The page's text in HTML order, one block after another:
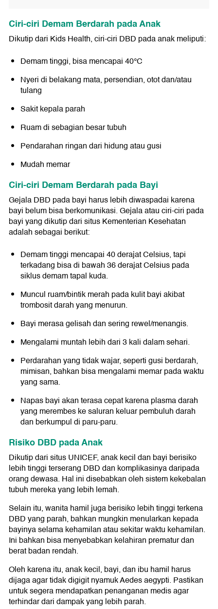
Ciri-ciri Demam Berdarah pada Anak
Dikutip dari Kids Health, ciri-ciri DBD pada anak meliputi:
Demam tinggi, bisa mencapai 40°C
Nyeri di belakang mata, persendian, otot dan/atau
tulang
Sakit kepala parah
Ruam di sebagian besar tubuh
Pendarahan ringan dari hidung atau gusi
Mudah memar
Ciri-ciri Demam Berdarah pada Bayi
Gejala DBD pada bayi harus lebih diwaspadai karena
bayi belum bisa berkomunikasi. Gejala atau ciri-ciri pada
bayi yang dikutip dari situs Kementerian Kesehatan
adalah sebagai berikut:
Demam tinggi mencapai 40 derajat Celsius, tapi
terkadang bisa di bawah 36 derajat Celsius pada
siklus demam tapal kuda.
Muncul ruam/bintik merah pada kulit bayi akibat
trombosit darah yang menurun.
Bayi merasa gelisah dan sering rewel/menangis.
Mengalami muntah lebih dari 3 kali dalam sehari.
Perdarahan yang tidak wajar, seperti gusi berdarah,
mimisan, bahkan bisa mengalami memar pada waktu
yang sama.
Napas bayi akan terasa cepat karena plasma darah
yang merembes ke saluran keluar pembuluh darah
dan berkumpul di paru-paru.
Risiko DBD pada Anak
Dikutip dari situs UNICEF, anak kecil dan bayi berisiko
lebih tinggi terserang DBD dan komplikasinya daripada
orang dewasa. Hal ini disebabkan oleh sistem kekebalan
tubuh mereka yang lebih lemah.
Selain itu, wanita hamil juga berisiko lebih tinggi terkena
DBD yang parah, bahkan mungkin menularkan kepada
bayinya selama kehamilan atau sekitar waktu kehamilan.
Ini bahkan bisa menyebabkan kelahiran prematur dan
berat badan rendah.
Oleh karena itu, anak kecil, bayi, dan ibu hamil harus
dijaga agar tidak digigit nyamuk Aedes aegypti. Pastikan
untuk segera mendapatkan penanganan medis agar
terhindar dari dampak yang lebih parah.